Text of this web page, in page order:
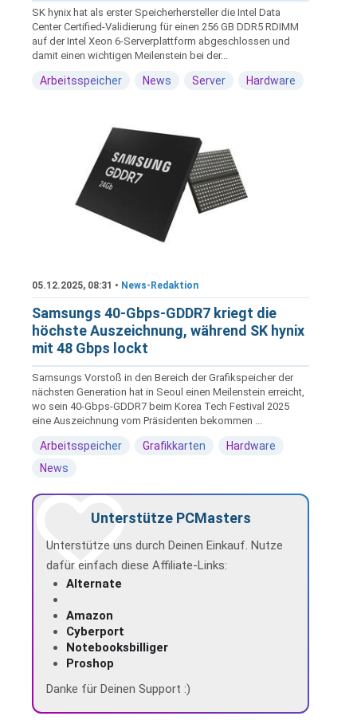
SK hynix hat als erster Speicherhersteller die Intel Data
Center Certified-Validierung für einen 256 GB DDR5 RDIMM
auf der Intel Xeon 6-Serverplattform abgeschlossen und
damit einen wichtigen Meilenstein bei der...
Arbeitsspeicher News Server Hardware
05.12.2025, 08:31 • News-Redaktion
Samsungs 40-Gbps-GDDR7 kriegt die
höchste Auszeichnung, während SK hynix
mit 48 Gbps lockt
Samsungs Vorstoß in den Bereich der Grafikspeicher der
nächsten Generation hat in Seoul einen Meilenstein erreicht,
wo sein 40-Gbps-GDDR7 beim Korea Tech Festival 2025
eine Auszeichnung vom Präsidenten bekommen ...
Arbeitsspeicher Grafikkarten
Hardware
News
Unterstütze PCMasters
Unterstütze uns durch Deinen Einkauf. Nutze
dafür einfach diese Affiliate-Links:
Alternate
Amazon
Cyberport
Notebooksbilliger
Proshop
Danke für Deinen Support :)